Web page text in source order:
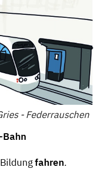
- Federrauschen
Bahn
fahren.